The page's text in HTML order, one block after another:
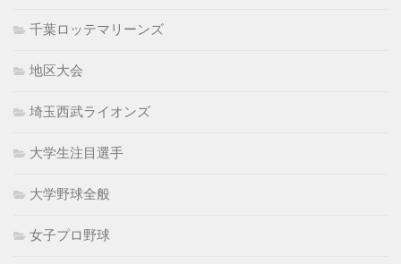
千葉ロッテマリーンズ
地区大会
埼玉西武ライオンズ
大学生注目選手
大学野球全般
女子プロ野球